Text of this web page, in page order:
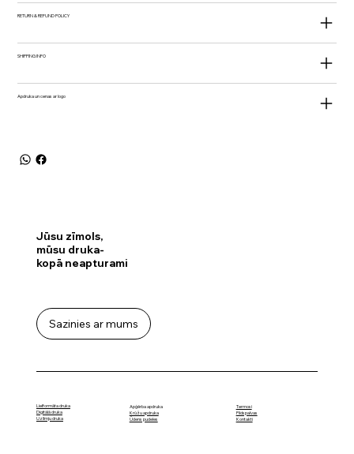
RETURN & REFUND POLICY
SHIPPING INFO
Apdruka un cenas ar logo
Jūsu zīmols,
mūsu druka-
kopā neapturami
Sazinies ar mums
Lielformāta druka
Digitālā druka
Uzlīmju druka
Apģērba apdruka
Krūžu apdruka
Ūdens pudeles
Termosi
Pildspalvas
Kontakti